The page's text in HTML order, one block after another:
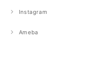
Instagram
Ameba